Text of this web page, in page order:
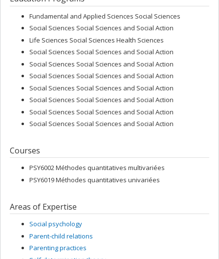
Fundamental and Applied Sciences Social Sciences
Social Sciences Social Sciences and Social Action
Life Sciences Social Sciences Health Sciences
Social Sciences Social Sciences and Social Action
Social Sciences Social Sciences and Social Action
Social Sciences Social Sciences and Social Action
Social Sciences Social Sciences and Social Action
Social Sciences Social Sciences and Social Action
Social Sciences Social Sciences and Social Action
Social Sciences Social Sciences and Social Action
Courses
PSY6002 Méthodes quantitatives multivariées
PSY6019 Méthodes quantitatives univariées
Areas of Expertise
Social psychology
Parent-child relations
Parenting practices